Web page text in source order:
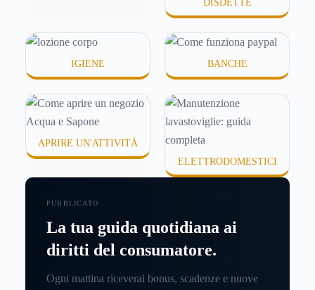
DISDETTE
IGIENE BANCHE
APRIRE UN'ATTIVITÀ
ELETTRODOMESTICI
PUBBLICATO
La tua guida quotidiana ai
diritti del consumatore.
Ogni mattina riceverai bonus, scadenze e nuove